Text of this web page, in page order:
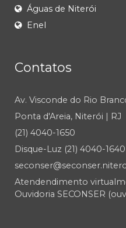
Águas de Niterói
Enel
Contatos
Av. Visconde do Rio
Ponta d'Areia, Niterói | RJ
(21) 4040-1650
Disque-Luz (21) 4040-1640
Atendendimento
Ouvidoria SECONSER